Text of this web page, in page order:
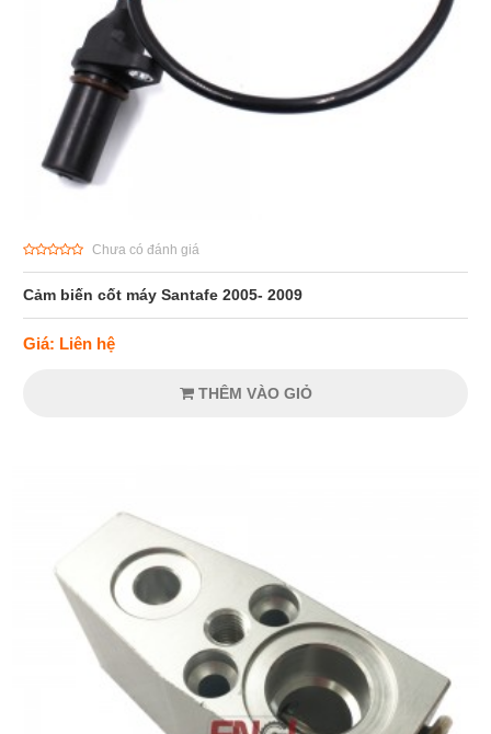
Chưa có đánh giá
Cảm biến cốt máy Santafe 2005- 2009
Giá: Liên hệ
THÊM VÀO GIỎ